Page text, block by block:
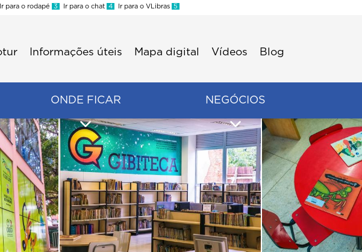
Ir para o rodapé 3 Ir para o chat 4 Ir para o VLibras 5
Informações úteis Mapa digital Vídeos Blog
ONDE FICAR NEGÓCIOS